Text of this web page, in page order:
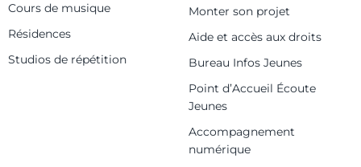
Cours de musique
Résidences
Studios de répétition
Monter son projet
Aide et accès aux droits
Bureau Infos Jeunes
Point d’Accueil Écoute
Jeunes
Accompagnement
numérique